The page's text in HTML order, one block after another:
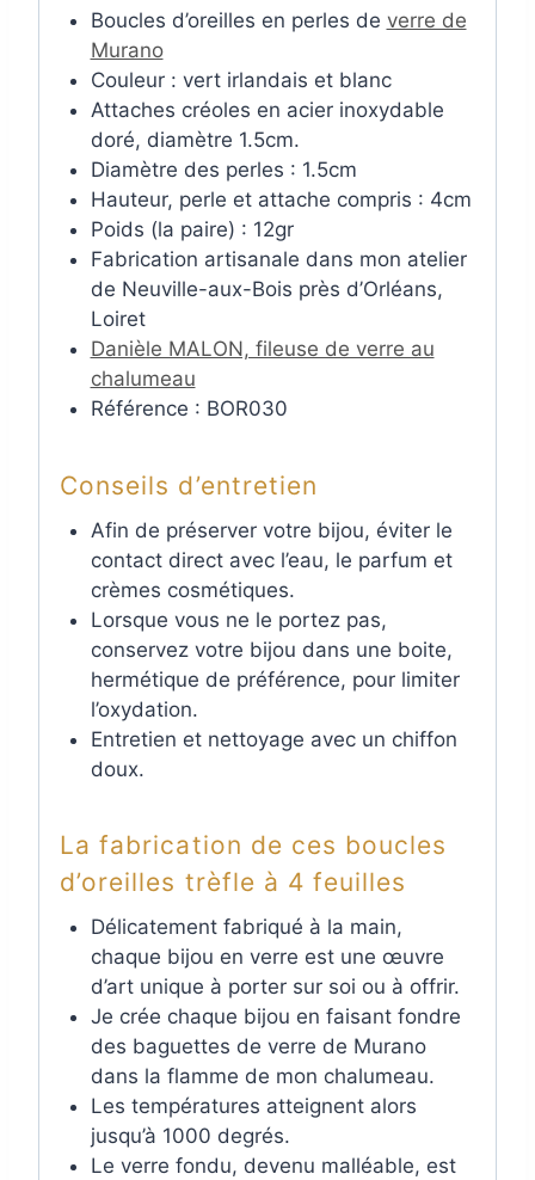
Boucles d’oreilles en perles de verre de
Murano
Couleur : vert irlandais et blanc
Attaches créoles en acier inoxydable
doré, diamètre 1.5cm.
Diamètre des perles : 1.5cm
Hauteur, perle et attache compris : 4cm
Poids (la paire) : 12gr
Fabrication artisanale dans mon atelier
de Neuville-aux-Bois près d’Orléans,
Loiret
Danièle MALON, fileuse de verre au
chalumeau
Référence : BOR030
Conseils d’entretien
Afin de préserver votre bijou, éviter le
contact direct avec l’eau, le parfum et
crèmes cosmétiques.
Lorsque vous ne le portez pas,
conservez votre bijou dans une boite,
hermétique de préférence, pour limiter
l’oxydation.
Entretien et nettoyage avec un chiffon
doux.
La fabrication de ces boucles
d’oreilles trèfle à 4 feuilles
Délicatement fabriqué à la main,
chaque bijou en verre est une œuvre
d’art unique à porter sur soi ou à offrir.
Je crée chaque bijou en faisant fondre
des baguettes de verre de Murano
dans la flamme de mon chalumeau.
Les températures atteignent alors
jusqu’à 1000 degrés.
Le verre fondu, devenu malléable, est